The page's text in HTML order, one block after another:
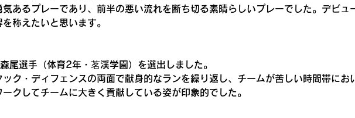
気あるプレーであり、前半の悪い流れを断ち切る素晴らしいプレーでした。デビュ
称えたいと思います。
森尾選手（体育2年・茗渓学園）を選出しました。
ク・ディフェンスの両面で献身的なランを繰り返し、チームが苦しい時間帯にお
クしてチームに大きく貢献している姿が印象的でした。